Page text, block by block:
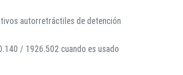
autorretráctiles de detención
/ 1926.502 cuando es usado